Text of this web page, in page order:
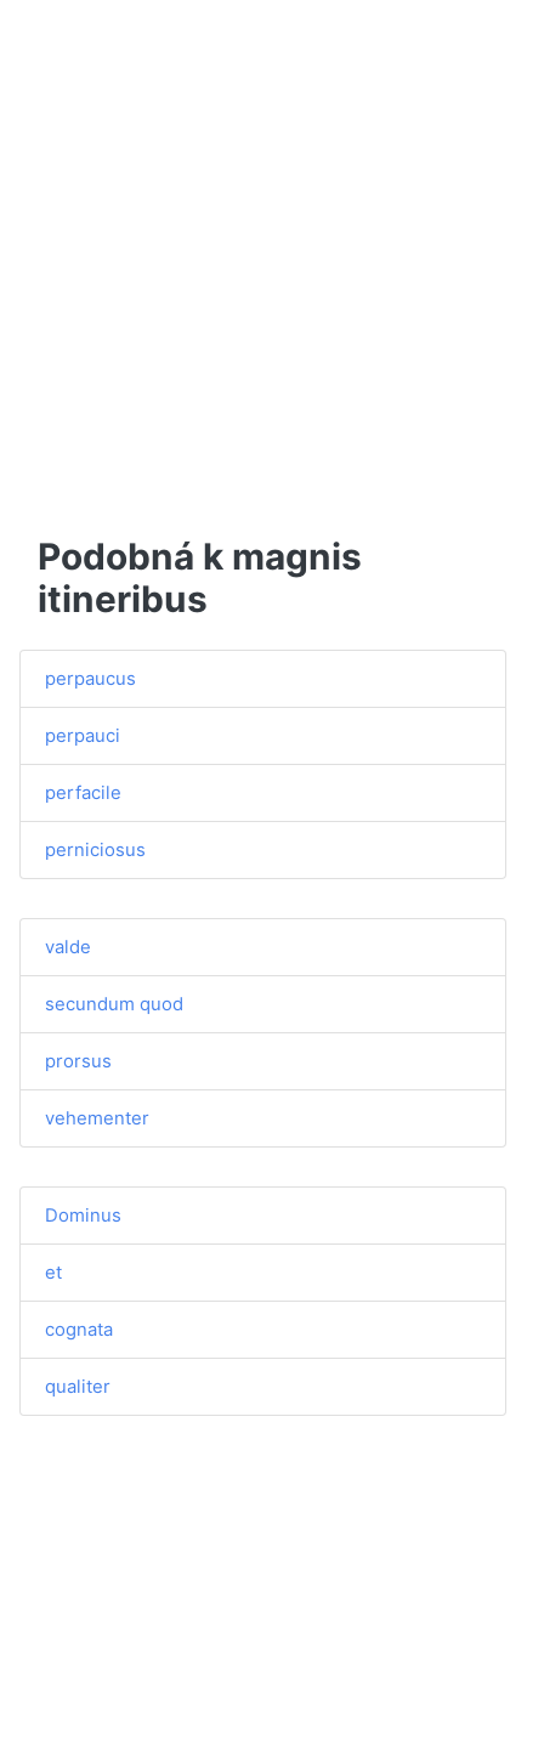
Podobná k magnis
itineribus
perpaucus
perpauci
perfacile
perniciosus
valde
secundum quod
prorsus
vehementer
Dominus
et
cognata
qualiter